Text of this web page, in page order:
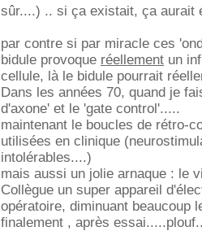
sûr....) .. si ça existait, ça aurait
par contre si par miracle ces
bidule provoque réellement un
cellule, là le bidule pourrait
Dans les années 70, quand je
d'axone' et le 'gate control'.....
maintenant le boucles de rétro-
utilisées en clinique
intolérables....)
mais aussi un jolie arnaque : le
Collègue un super appareil
opératoire, diminuant beaucoup
finalement , après